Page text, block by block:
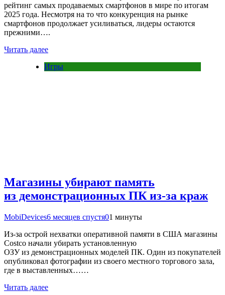
рейтинг самых продаваемых смартфонов в мире по итогам
2025 года. Несмотря на то что конкуренция на рынке
смартфонов продолжает усиливаться, лидеры остаются
прежними….
Читать далее
Игры
Магазины убирают память
из демонстрационных ПК из-за краж
MobiDevices6 месяцев спустя01 минуты
Из-за острой нехватки оперативной памяти в США магазины
Costco начали убирать установленную
ОЗУ из демонстрационных моделей ПК. Один из покупателей
опубликовал фотографии из своего местного торгового зала,
где в выставленных……
Читать далее